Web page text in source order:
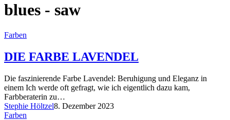
blues - saw
Farben
DIE FARBE LAVENDEL
Die faszinierende Farbe Lavendel: Beruhigung und Eleganz in
einem Ich werde oft gefragt, wie ich eigentlich dazu kam,
Farbberaterin zu…
Stephie Höltzel8. Dezember 2023
Farben